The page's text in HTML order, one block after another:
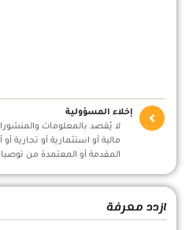
إخلاء المسؤولية
لا يُقصد بالمعلومات
مالية أو استثمارية أو تجارية
المقدمة أو المعتمدة من توصياتي
ازدد معرفة